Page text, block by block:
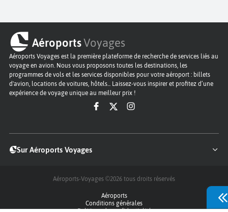
AéroportsVoyages
Aéroports Voyages est la première plateforme de recherche de services liés au
voyage en avion. Nous vous proposons toutes les destinations, les
programmes de vols et les services disponibles pour votre aéroport : billets
d'avion, locations de voitures, hôtels... Laissez-vous inspirer et profitez d’une
expérience de voyage unique au meilleur prix !
Sur Aéroports Voyages
Aéroports-Voyages ©2026 tous droits réservés
Aéroports
Conditions générales